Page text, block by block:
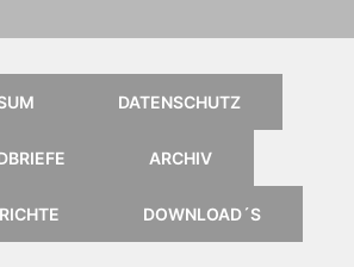
DATENSCHUTZ
ARCHIV
DOWNLOAD´S